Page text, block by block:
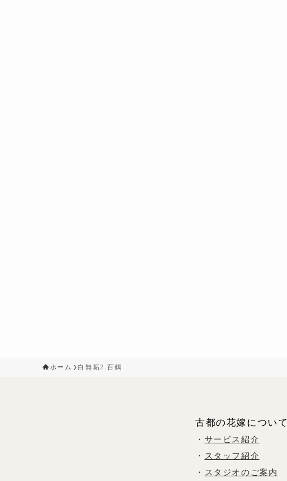
ホーム 白無垢2.百鶴
古都の花嫁について
・ サービス紹介
・ スタッフ紹介
・ スタジオのご案内